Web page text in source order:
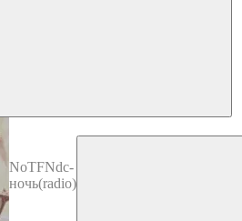
NoTFNdc-
ночь(radio)